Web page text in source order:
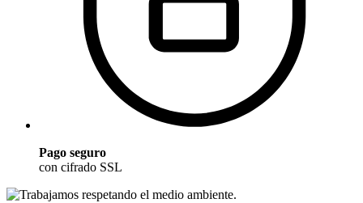
Pago seguro
con cifrado SSL